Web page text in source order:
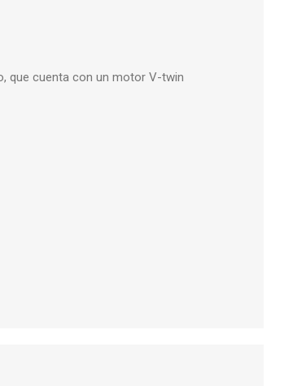
que cuenta con un motor V-twin